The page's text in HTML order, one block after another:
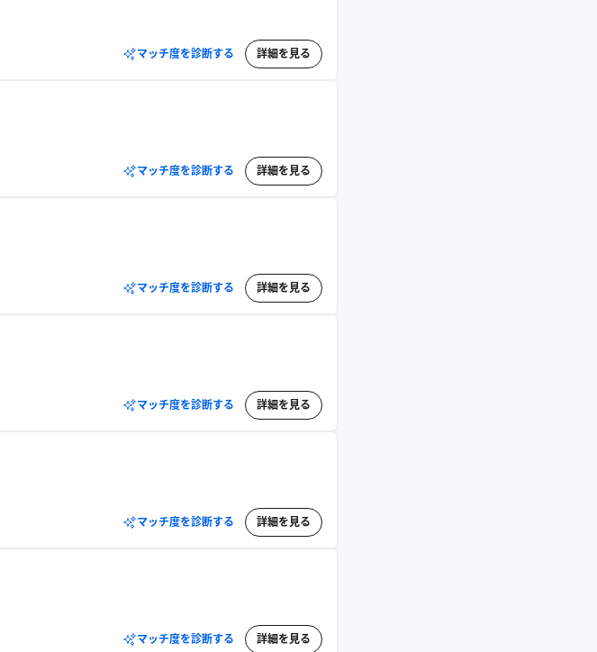
マッチ度を診断する 詳細を見る
マッチ度を診断する 詳細を見る
マッチ度を診断する 詳細を見る
マッチ度を診断する 詳細を見る
マッチ度を診断する 詳細を見る
マッチ度を診断する 詳細を見る